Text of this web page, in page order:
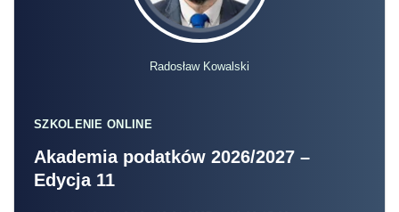
Radosław Kowalski
SZKOLENIE ONLINE
Akademia podatków 2026/2027 –
Edycja 11